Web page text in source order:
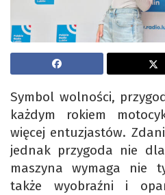
Symbol wolności,
każdym rokiem
więcej entuzjastów.
jednak przygoda nie
maszyna wymaga nie
także wyobraźni i